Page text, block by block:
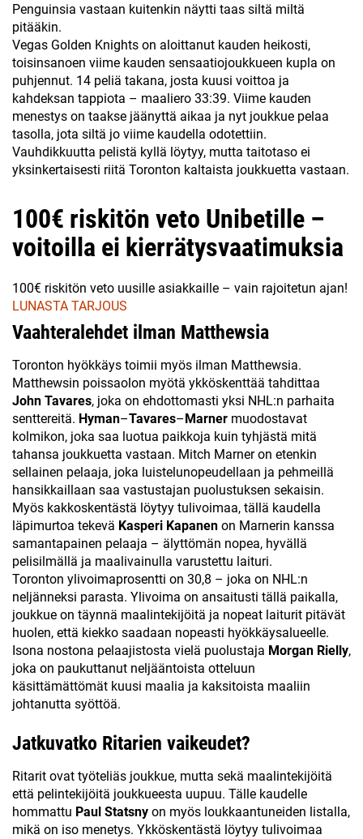
Penguinsia vastaan kuitenkin näytti taas siltä miltä
pitääkin.
Vegas Golden Knights on aloittanut kauden heikosti,
toisinsanoen viime kauden sensaatiojoukkueen kupla on
puhjennut. 14 peliä takana, josta kuusi voittoa ja
kahdeksan tappiota – maaliero 33:39. Viime kauden
menestys on taakse jäänyttä aikaa ja nyt joukkue pelaa
tasolla, jota siltä jo viime kaudella odotettiin.
Vauhdikkuutta pelistä kyllä löytyy, mutta taitotaso ei
yksinkertaisesti riitä Toronton kaltaista joukkuetta vastaan.
100€ riskitön veto Unibetille –
voitoilla ei kierrätysvaatimuksia
100€ riskitön veto uusille asiakkaille – vain rajoitetun ajan!
LUNASTA TARJOUS
Vaahteralehdet ilman Matthewsia
Toronton hyökkäys toimii myös ilman Matthewsia.
Matthewsin poissaolon myötä ykköskenttää tahdittaa
John Tavares, joka on ehdottomasti yksi NHL:n parhaita
senttereitä. Hyman–Tavares–Marner muodostavat
kolmikon, joka saa luotua paikkoja kuin tyhjästä mitä
tahansa joukkuetta vastaan. Mitch Marner on etenkin
sellainen pelaaja, joka luistelunopeudellaan ja pehmeillä
hansikkaillaan saa vastustajan puolustuksen sekaisin.
Myös kakkoskentästä löytyy tulivoimaa, tällä kaudella
läpimurtoa tekevä Kasperi Kapanen on Marnerin kanssa
samantapainen pelaaja – älyttömän nopea, hyvällä
pelisilmällä ja maalivainulla varustettu laituri.
Toronton ylivoimaprosentti on 30,8 – joka on NHL:n
neljänneksi parasta. Ylivoima on ansaitusti tällä paikalla,
joukkue on täynnä maalintekijöitä ja nopeat laiturit pitävät
huolen, että kiekko saadaan nopeasti hyökkäysalueelle.
Isona nostona pelaajistosta vielä puolustaja Morgan Rielly,
joka on paukuttanut neljääntoista otteluun
käsittämättömät kuusi maalia ja kaksitoista maaliin
johtanutta syöttöä.
Jatkuvatko Ritarien vaikeudet?
Ritarit ovat työteliäs joukkue, mutta sekä maalintekijöitä
että pelintekijöitä joukkueesta uupuu. Tälle kaudelle
hommattu Paul Statsny on myös loukkaantuneiden listalla,
mikä on iso menetys. Ykköskentästä löytyy tulivoimaa